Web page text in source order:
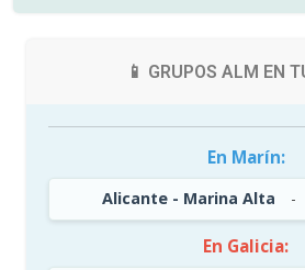
📱 GRUPOS ALM EN
En Marín:
Alicante - Marina Alta -
En Galicia: